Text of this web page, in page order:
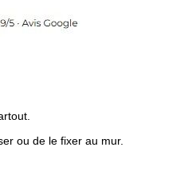
ou de le fixer au mur.